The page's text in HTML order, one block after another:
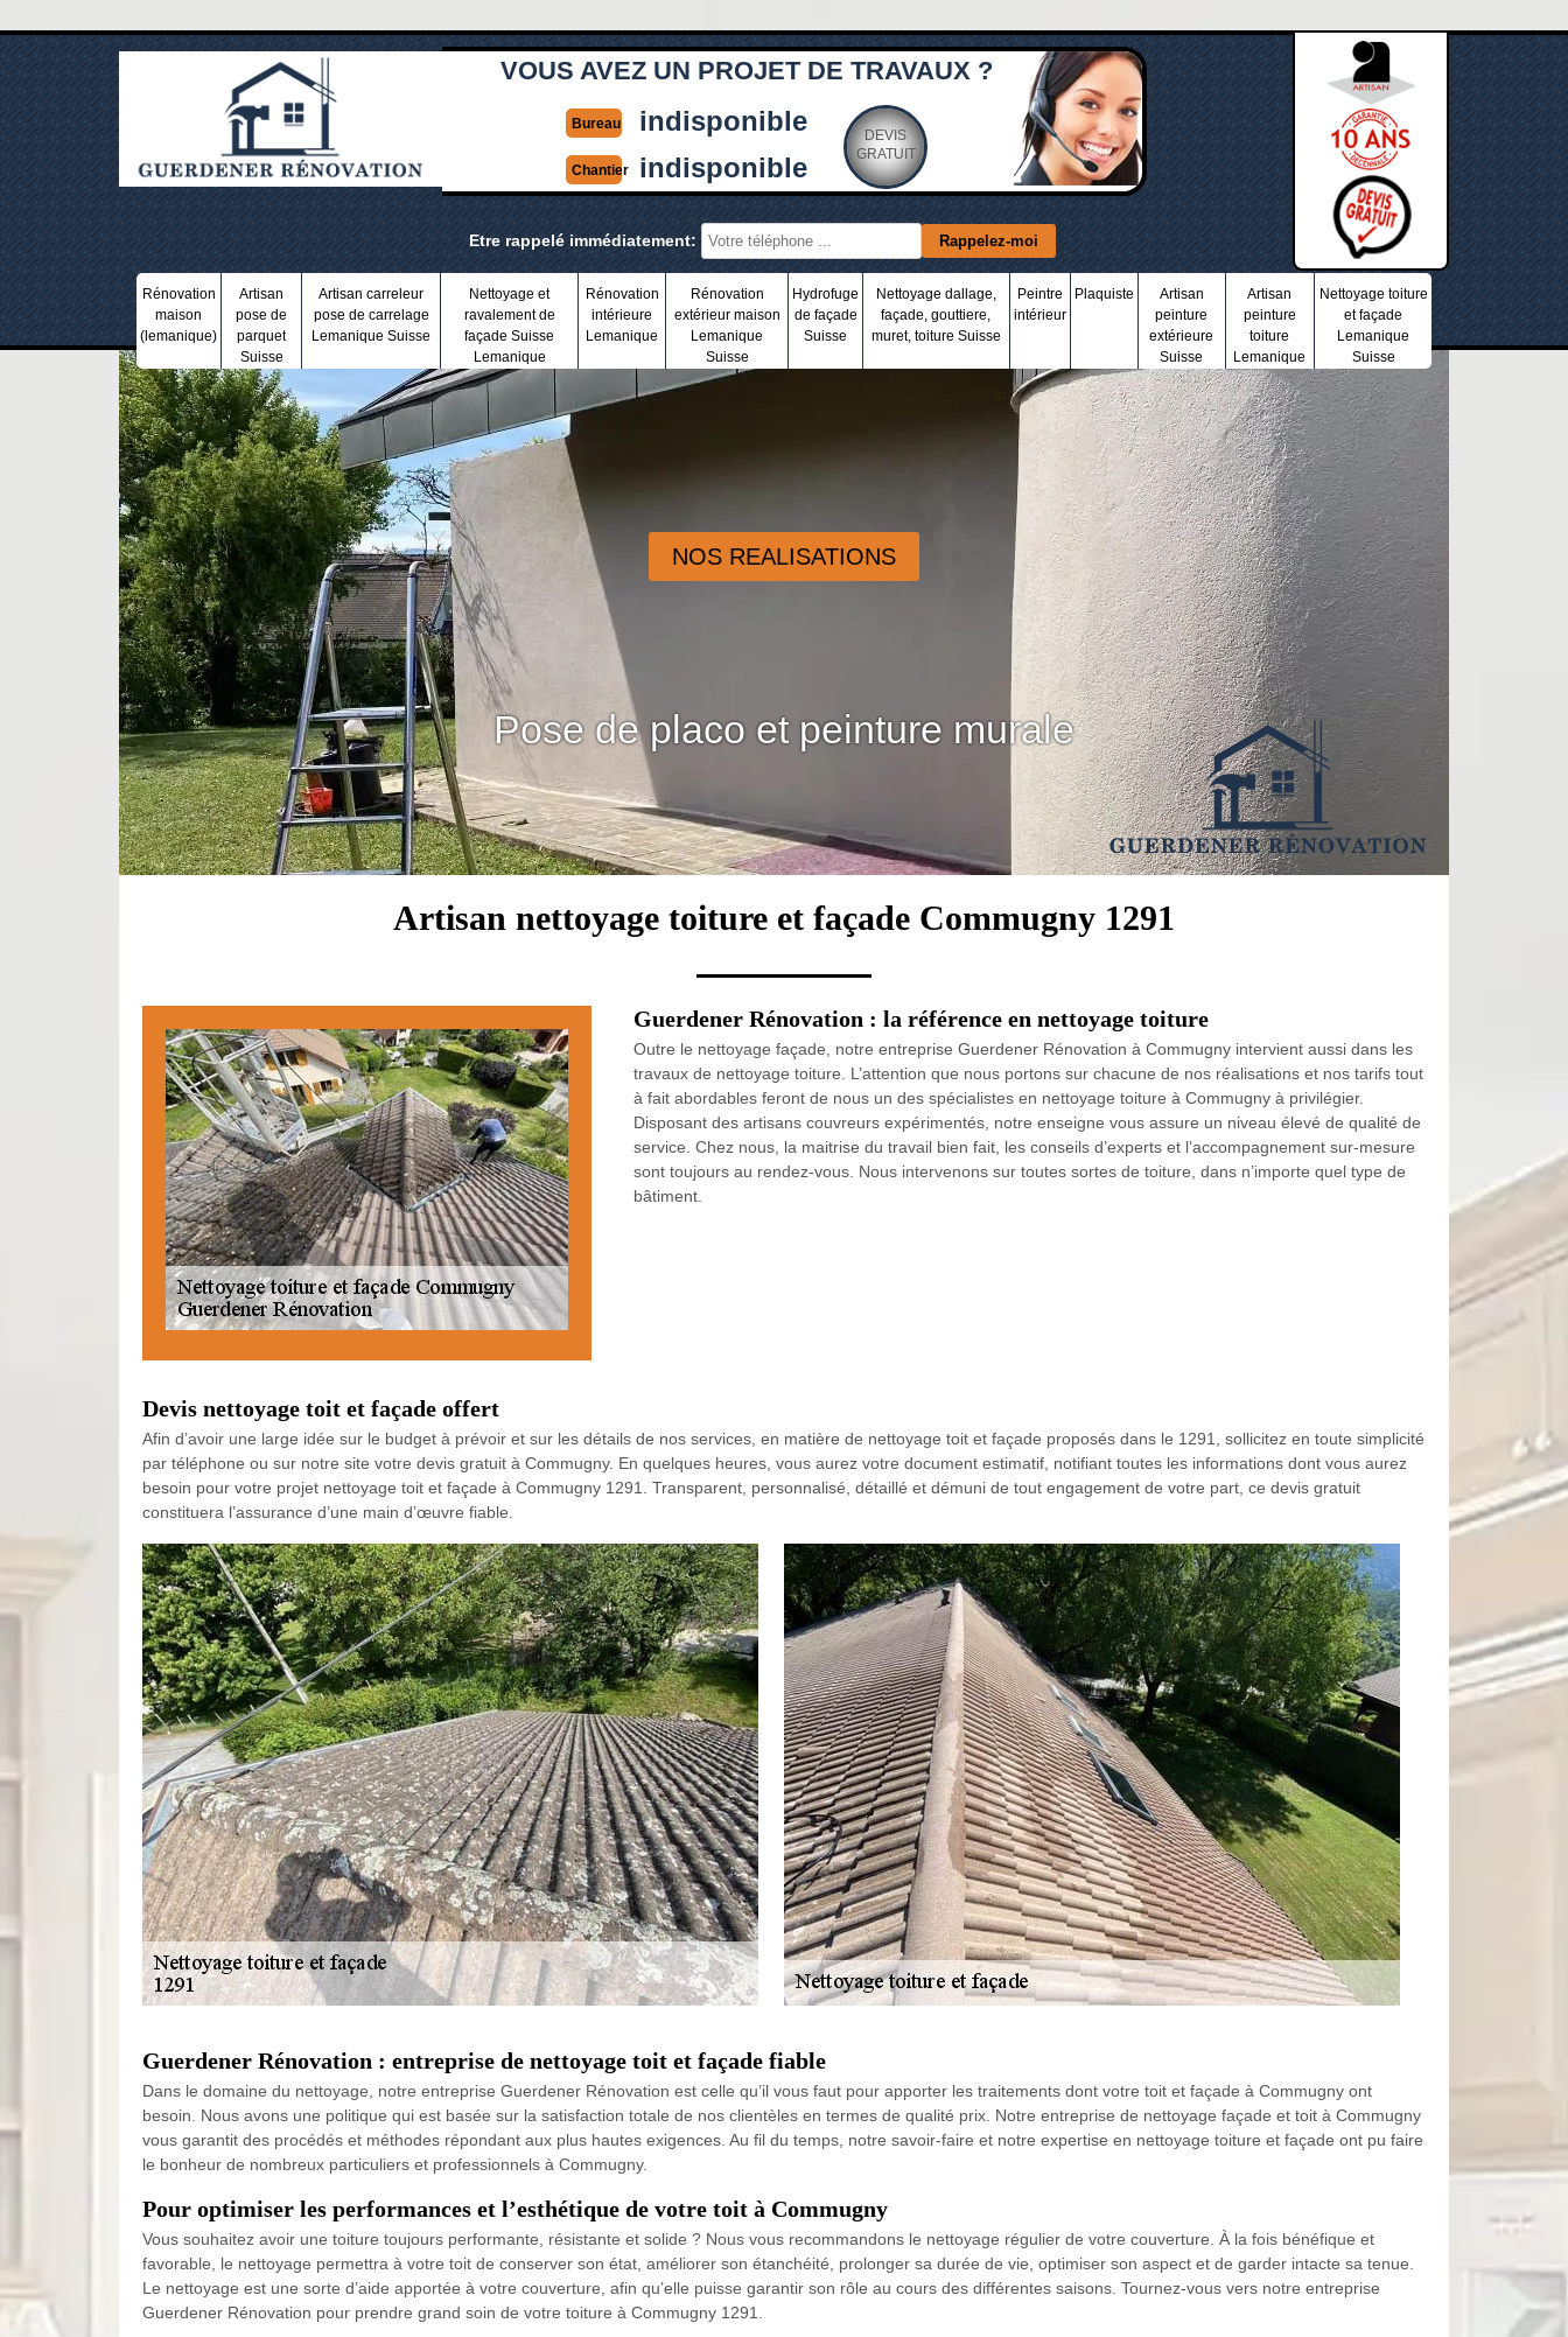
VOUS AVEZ UN PROJET DE TRAVAUX ?
Bureau indisponible
Chantier indisponible
DEVIS
GRATUIT
Etre rappelé immédiatement:
Rénovation
maison
(lemanique)
Artisan
pose de
parquet
Suisse
Artisan carreleur
pose de carrelage
Lemanique Suisse
Nettoyage et
ravalement de
façade Suisse
Lemanique
Rénovation
intérieure
Lemanique
Rénovation
extérieur maison
Lemanique
Suisse
Hydrofuge
de façade
Suisse
Nettoyage dallage,
façade, gouttiere,
muret, toiture Suisse
Peintre
intérieur
Plaquiste
Artisan
peinture
extérieure
Suisse
Artisan
peinture
toiture
Lemanique
Nettoyage toiture
et façade
Lemanique
Suisse
NOS REALISATIONS
Pose de placo et peinture murale
Artisan nettoyage toiture et façade Commugny 1291
Guerdener Rénovation : la référence en nettoyage toiture
Outre le nettoyage façade, notre entreprise Guerdener Rénovation à Commugny intervient aussi dans les
travaux de nettoyage toiture. L’attention que nous portons sur chacune de nos réalisations et nos tarifs tout
à fait abordables feront de nous un des spécialistes en nettoyage toiture à Commugny à privilégier.
Disposant des artisans couvreurs expérimentés, notre enseigne vous assure un niveau élevé de qualité de
service. Chez nous, la maitrise du travail bien fait, les conseils d’experts et l’accompagnement sur-mesure
sont toujours au rendez-vous. Nous intervenons sur toutes sortes de toiture, dans n’importe quel type de
bâtiment.
Devis nettoyage toit et façade offert
Afin d’avoir une large idée sur le budget à prévoir et sur les détails de nos services, en matière de nettoyage toit et façade proposés dans le 1291, sollicitez en toute simplicité
par téléphone ou sur notre site votre devis gratuit à Commugny. En quelques heures, vous aurez votre document estimatif, notifiant toutes les informations dont vous aurez
besoin pour votre projet nettoyage toit et façade à Commugny 1291. Transparent, personnalisé, détaillé et démuni de tout engagement de votre part, ce devis gratuit
constituera l’assurance d’une main d’œuvre fiable.
Guerdener Rénovation : entreprise de nettoyage toit et façade fiable
Dans le domaine du nettoyage, notre entreprise Guerdener Rénovation est celle qu’il vous faut pour apporter les traitements dont votre toit et façade à Commugny ont
besoin. Nous avons une politique qui est basée sur la satisfaction totale de nos clientèles en termes de qualité prix. Notre entreprise de nettoyage façade et toit à Commugny
vous garantit des procédés et méthodes répondant aux plus hautes exigences. Au fil du temps, notre savoir-faire et notre expertise en nettoyage toiture et façade ont pu faire
le bonheur de nombreux particuliers et professionnels à Commugny.
Pour optimiser les performances et l’esthétique de votre toit à Commugny
Vous souhaitez avoir une toiture toujours performante, résistante et solide ? Nous vous recommandons le nettoyage régulier de votre couverture. À la fois bénéfique et
favorable, le nettoyage permettra à votre toit de conserver son état, améliorer son étanchéité, prolonger sa durée de vie, optimiser son aspect et de garder intacte sa tenue.
Le nettoyage est une sorte d’aide apportée à votre couverture, afin qu’elle puisse garantir son rôle au cours des différentes saisons. Tournez-vous vers notre entreprise
Guerdener Rénovation pour prendre grand soin de votre toiture à Commugny 1291.